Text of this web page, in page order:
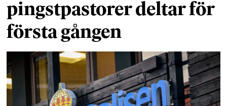
pingstpastorer deltar för
första gången